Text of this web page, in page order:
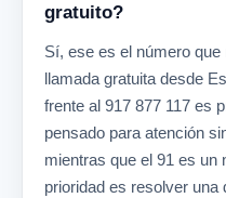
gratuito?
Sí, ese es el número
llamada gratuita desde
frente al 917 877 117 es
pensado para atención
mientras que el 91 es un
prioridad es resolver una